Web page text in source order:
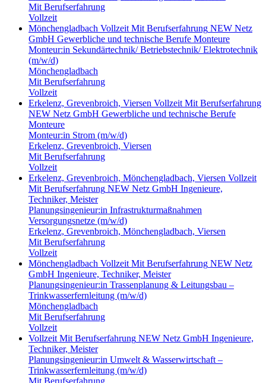
Mit Berufserfahrung
Vollzeit
Mönchengladbach Vollzeit Mit Berufserfahrung NEW Netz
GmbH Gewerbliche und technische Berufe Monteure
Monteur:in Sekundärtechnik/ Betriebstechnik/ Elektrotechnik
(m/w/d)
Mönchengladbach
Mit Berufserfahrung
Vollzeit
Erkelenz, Grevenbroich, Viersen Vollzeit Mit Berufserfahrung
NEW Netz GmbH Gewerbliche und technische Berufe
Monteure
Monteur:in Strom (m/w/d)
Erkelenz, Grevenbroich, Viersen
Mit Berufserfahrung
Vollzeit
Erkelenz, Grevenbroich, Mönchengladbach, Viersen Vollzeit
Mit Berufserfahrung NEW Netz GmbH Ingenieure,
Techniker, Meister
Planungsingenieur:in Infrastrukturmaßnahmen
Versorgungsnetze (m/w/d)
Erkelenz, Grevenbroich, Mönchengladbach, Viersen
Mit Berufserfahrung
Vollzeit
Mönchengladbach Vollzeit Mit Berufserfahrung NEW Netz
GmbH Ingenieure, Techniker, Meister
Planungsingenieur:in Trassenplanung & Leitungsbau –
Trinkwasserfernleitung (m/w/d)
Mönchengladbach
Mit Berufserfahrung
Vollzeit
Vollzeit Mit Berufserfahrung NEW Netz GmbH Ingenieure,
Techniker, Meister
Planungsingenieur:in Umwelt & Wasserwirtschaft –
Trinkwasserfernleitung (m/w/d)
Mit Berufserfahrung